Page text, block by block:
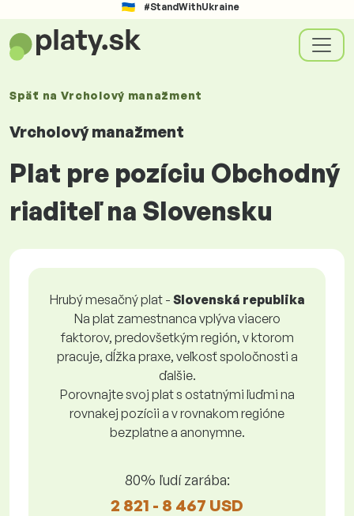
#StandWithUkraine
Späť na Vrcholový manažment
Vrcholový manažment
Plat pre pozíciu Obchodný
riaditeľ na Slovensku
Hrubý mesačný plat - Slovenská republika
Na plat zamestnanca vplýva viacero
faktorov, predovšetkým región, v ktorom
pracuje, dĺžka praxe, veľkosť spoločnosti a
ďalšie.
Porovnajte svoj plat s ostatnými ľuďmi na
rovnakej pozícii a v rovnakom regióne
bezplatne a anonymne.
80% ľudí zarába:
2 821 - 8 467 USD